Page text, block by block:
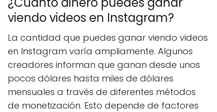
viendo videos en Instagram?
La cantidad que puedes ganar viendo videos
en Instagram varía ampliamente. Algunos
creadores informan que ganan desde unos
pocos dólares hasta miles de dólares
mensuales a través de diferentes métodos
de monetización. Esto depende de factores